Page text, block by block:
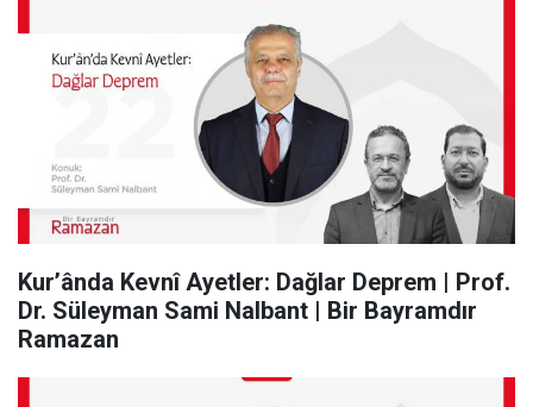
Kur’ânda Kevnî Ayetler: Dağlar Deprem | Prof.
Dr. Süleyman Sami Nalbant | Bir Bayramdır
Ramazan